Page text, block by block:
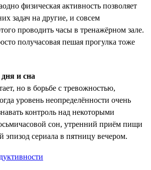
физическая активность позволяет
задач на другие, и совсем
проводить часы в тренажёрном зале.
получасовая пешая прогулка тоже
и сна
но в борьбе с тревожностью,
уровень неопределённости очень
контроль над некоторыми
сон, утренний приём пищи
эпизод сериала в пятницу вечером.